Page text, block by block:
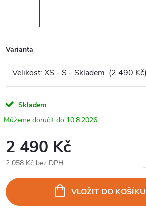
Varianta
Skladem
10.8.2026
2 490 Kč
2 058 Kč bez DPH
cena:
VLOŽIT DO KOŠÍKU